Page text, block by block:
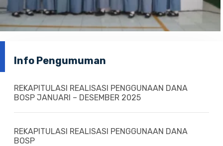
Info Pengumuman
REKAPITULASI REALISASI PENGGUNAAN DANA
BOSP JANUARI – DESEMBER 2025
REKAPITULASI REALISASI PENGGUNAAN DANA
BOSP